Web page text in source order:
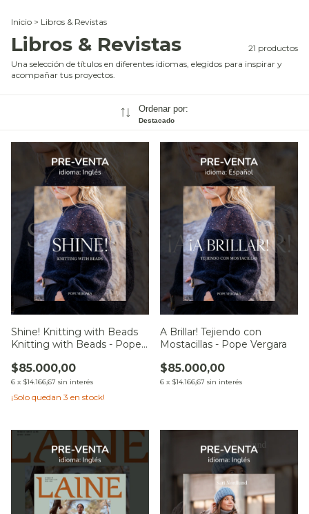
Inicio > Libros & Revistas
Libros & Revistas
21 productos
Una selección de títulos en diferentes idiomas, elegidos para inspirar y
acompañar tus proyectos.
Ordenar por:
Destacado
Shine! Knitting with Beads
Knitting with Beads - Pope
$85.000,00
6 x $14.166,67 sin interés
¡Solo quedan 3 en stock!
A Brillar! Tejiendo con
Mostacillas - Pope Vergara
$85.000,00
6 x $14.166,67 sin interés